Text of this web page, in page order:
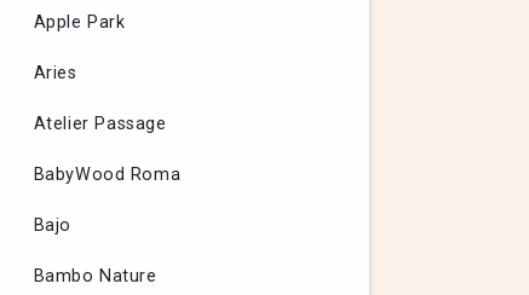
Apple Park
Aries
Atelier Passage
BabyWood Roma
Bajo
Bambo Nature